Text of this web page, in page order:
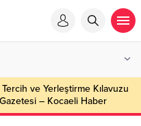
ve Yerleştirme Kılavuzu
– Kocaeli Haber